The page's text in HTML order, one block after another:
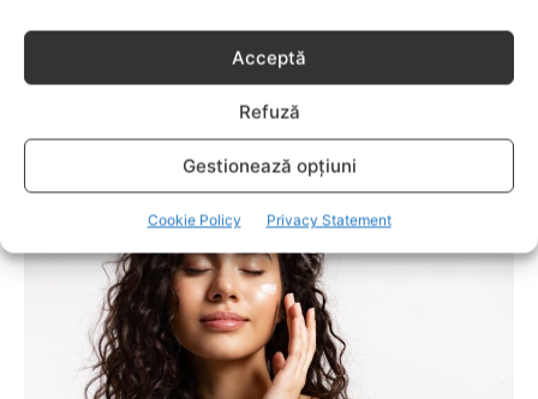
Acceptă
Refuză
Gestionează opțiuni
Cookie Policy Privacy Statement
ADOLESCENTI
Tracking de sănătate pe smartwatch: ce date
îți oferă și cum le folosești corect?